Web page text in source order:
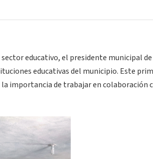
educativo, el presidente municipal de
educativas del municipio. Este
importancia de trabajar en colaboración